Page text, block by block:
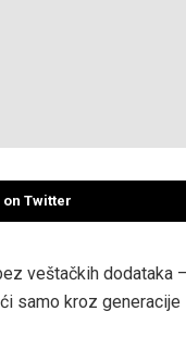
on Twitter
veštačkih dodataka
samo kroz generacije